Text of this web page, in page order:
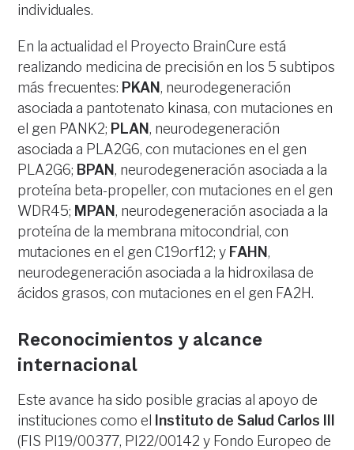
individuales.
En la actualidad el Proyecto BrainCure está
realizando medicina de precisión en los 5 subtipos
más frecuentes: PKAN, neurodegeneración
asociada a pantotenato kinasa, con mutaciones en
el gen PANK2; PLAN, neurodegeneración
asociada a PLA2G6, con mutaciones en el gen
PLA2G6; BPAN, neurodegeneración asociada a la
proteína beta-propeller, con mutaciones en el gen
WDR45; MPAN, neurodegeneración asociada a la
proteína de la membrana mitocondrial, con
mutaciones en el gen C19orf12; y FAHN,
neurodegeneración asociada a la hidroxilasa de
ácidos grasos, con mutaciones en el gen FA2H.
Reconocimientos y alcance
internacional
Este avance ha sido posible gracias al apoyo de
instituciones como el Instituto de Salud Carlos III
(FIS PI19/00377, PI22/00142 y Fondo Europeo de